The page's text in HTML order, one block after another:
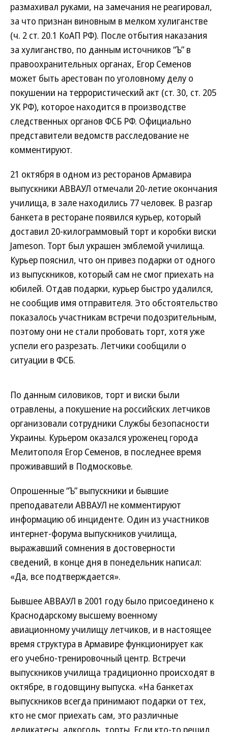
размахивал руками, на замечания не реагировал,
за что признан виновным в мелком хулиганстве
(ч. 2 ст. 20.1 КоАП РФ). После отбытия наказания
за хулиганство, по данным источников “Ъ” в
правоохранительных органах, Егор Семенов
может быть арестован по уголовному делу о
покушении на террористический акт (ст. 30, ст. 205
УК РФ), которое находится в производстве
следственных органов ФСБ РФ. Официально
представители ведомств расследование не
комментируют.
21 октября в одном из ресторанов Армавира
выпускники АВВАУЛ отмечали 20-летие окончания
училища, в зале находились 77 человек. В разгар
банкета в ресторане появился курьер, который
доставил 20-килограммовый торт и коробки виски
Jameson. Торт был украшен эмблемой училища.
Курьер пояснил, что он привез подарки от одного
из выпускников, который сам не смог приехать на
юбилей. Отдав подарки, курьер быстро удалился,
не сообщив имя отправителя. Это обстоятельство
показалось участникам встречи подозрительным,
поэтому они не стали пробовать торт, хотя уже
успели его разрезать. Летчики сообщили о
ситуации в ФСБ.
По данным силовиков, торт и виски были
отравлены, а покушение на российских летчиков
организовали сотрудники Службы безопасности
Украины. Курьером оказался уроженец города
Мелитополя Егор Семенов, в последнее время
проживавший в Подмосковье.
Опрошенные “Ъ” выпускники и бывшие
преподаватели АВВАУЛ не комментируют
информацию об инциденте. Один из участников
интернет-форума выпускников училища,
выражавший сомнения в достоверности
сведений, в конце дня в понедельник написал:
«Да, все подтверждается».
Бывшее АВВАУЛ в 2001 году было присоединено к
Краснодарскому высшему военному
авиационному училищу летчиков, и в настоящее
время структура в Армавире функционирует как
его учебно-тренировочный центр. Встречи
выпускников училища традиционно происходят в
октябре, в годовщину выпуска. «На банкетах
выпускников всегда принимают подарки от тех,
кто не смог приехать сам, это различные
деликатесы, алкоголь, торты. Если кто-то решил